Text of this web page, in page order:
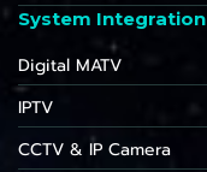
System Integration
Digital MATV
IPTV
CCTV & IP Camera